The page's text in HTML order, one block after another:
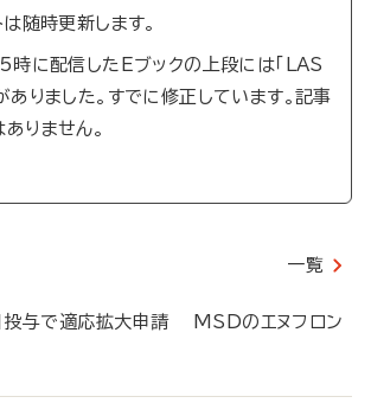
は随時更新します。
に配信したEブックの上段には「LAS
ありました。すでに修正しています。記事
りません。
一覧
投与で適応拡大申請 MSDのエヌフロン